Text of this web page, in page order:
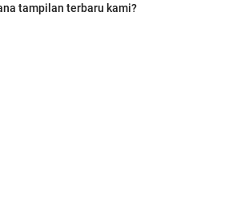
tampilan terbaru kami?